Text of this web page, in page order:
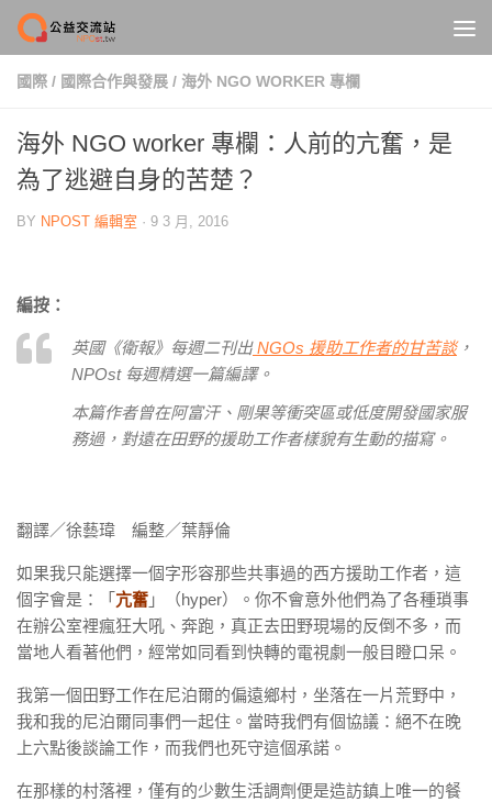
Skip to content
國際 / 國際合作與發展 / 海外 NGO WORKER 專欄
海外 NGO worker 專欄：人前的亢奮，是
為了逃避自身的苦楚？
BY NPOST 編輯室 · 9 3 月, 2016
編按：
英國《衛報》每週二刊出NGOs 援助工作者的甘苦談，
NPOst 每週精選一篇編譯。
本篇作者曾在阿富汗、剛果等衝突區或低度開發國家服
務過，對遠在田野的援助工作者樣貌有生動的描寫。
翻譯／徐藝瑋 編整／葉靜倫
如果我只能選擇一個字形容那些共事過的西方援助工作者，這
個字會是：「 亢奮 」（hyper）。你不會意外他們為了各種瑣事
在辦公室裡瘋狂大吼、奔跑，真正去田野現場的反倒不多，而
當地人看著他們，經常如同看到快轉的電視劇一般目瞪口呆。
我第一個田野工作在尼泊爾的偏遠鄉村，坐落在一片荒野中，
我和我的尼泊爾同事們一起住。當時我們有個協議：絕不在晚
上六點後談論工作，而我們也死守這個承諾。
在那樣的村落裡，僅有的少數生活調劑便是造訪鎮上唯一的餐